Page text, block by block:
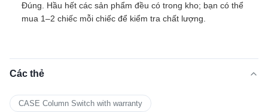
Đúng. Hầu hết các sản phẩm đều có trong kho; bạn có thể
mua 1–2 chiếc mỗi chiếc để kiểm tra chất lượng.
Các thẻ
CASE Column Switch with warranty